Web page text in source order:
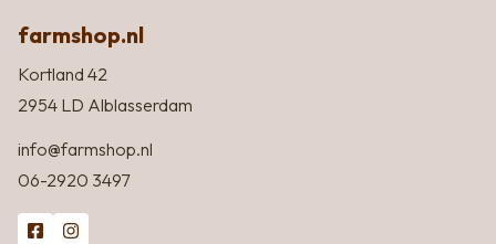
farmshop.nl
Kortland 42
2954 LD Alblasserdam
info@farmshop.nl
06-2920 3497